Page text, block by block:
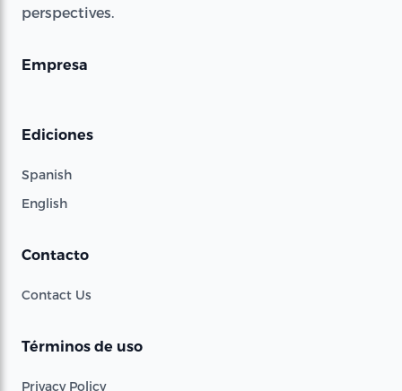
perspectives.
Empresa
Ediciones
Spanish
English
Contacto
Contact Us
Términos de uso
Privacy Policy